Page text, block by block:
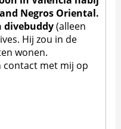
Negros Oriental.
divebuddy(alleen
Hij zou in de
wonen.
contact met mij op